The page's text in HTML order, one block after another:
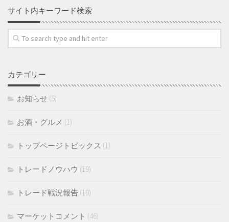
サイト内キーワード検索
カテゴリー
お知らせ (5)
お酒・グルメ (1)
トップページトピックス (1)
トレードノウハウ (19)
トレード戦況報告 (19)
マーケットコメント (46)